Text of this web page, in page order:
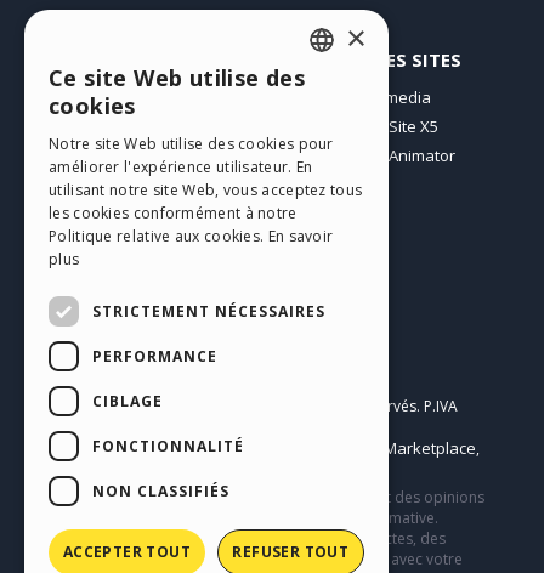
Mes Messages
Télécharger
Espace Web
Mes Crédits
AUTRES SITES
Incomedia
WebSite X5
WebAnimator
Français
Copyright © 2026
Tous droits réservés. P.IVA
IT07514640015
Conditions d'utilisation WebSite X5:
Help Center / Marketplace,
Ce site contient des contenus, des commentaires et des opinions
soumis par les utilisateurs et n’a qu’une valeur informative.
Incomedia décline toute responsabilité pour des actes, des
omissions et du comportement de tiers en relation avec votre
ENGLISH
GERMAN
SPANISH
×
Ce site Web utilise des
cookies
Notre site Web utilise des cookies pour
améliorer l'expérience utilisateur. En
utilisant notre site Web, vous acceptez tous
les cookies conformément à notre
Politique relative aux cookies. En savoir
plus
STRICTEMENT NÉCESSAIRES
PERFORMANCE
CIBLAGE
FONCTIONNALITÉ
NON CLASSIFIÉS
ACCEPTER TOUT REFUSER TOUT